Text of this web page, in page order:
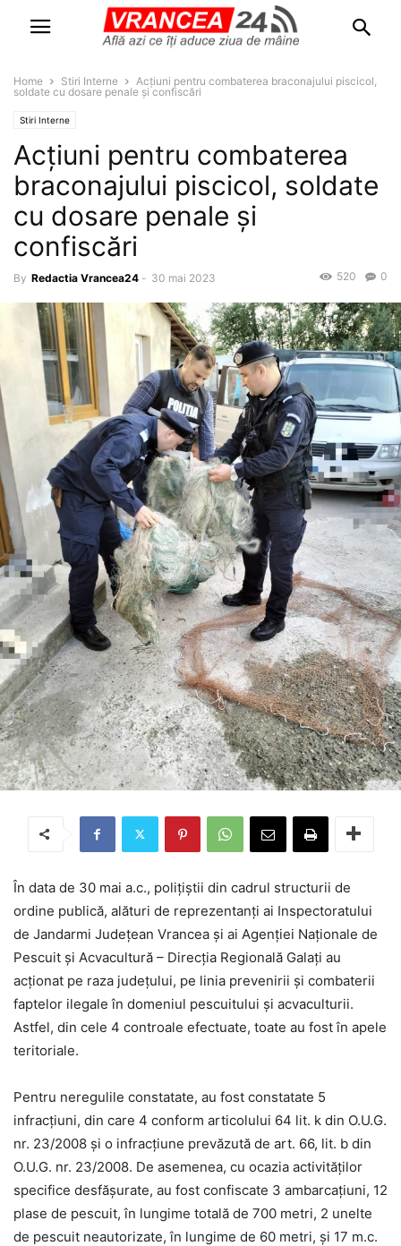
Home Stiri Interne
Acțiuni pentru combaterea braconajului piscicol,
soldate cu dosare penale și confiscări
Stiri Interne
Acțiuni pentru combaterea
braconajului piscicol, soldate
cu dosare penale și
confiscări
By Redactia Vrancea24 - 30 mai 2023 0
520
În data de 30 mai a.c., polițiștii din cadrul structurii de
ordine publică, alături de reprezentanți ai Inspectoratului
de Jandarmi Județean Vrancea și ai Agenției Naționale de
Pescuit și Acvacultură – Direcția Regională Galați au
acționat pe raza județului, pe linia prevenirii și combaterii
faptelor ilegale în domeniul pescuitului și acvaculturii.
Astfel, din cele 4 controale efectuate, toate au fost în apele
teritoriale.
Pentru neregulile constatate, au fost constatate 5
infracțiuni, din care 4 conform articolului 64 lit. k din O.U.G.
nr. 23/2008 și o infracțiune prevăzută de art. 66, lit. b din
O.U.G. nr. 23/2008. De asemenea, cu ocazia activităților
specifice desfășurate, au fost confiscate 3 ambarcațiuni, 12
plase de pescuit, în lungime totală de 700 metri, 2 unelte
de pescuit neautorizate, în lungime de 60 metri, și 17 m.c.